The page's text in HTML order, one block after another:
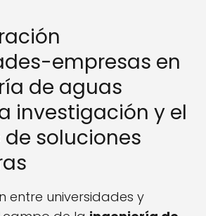
empresas en
de aguas
investigación y el
soluciones
entre universidades y